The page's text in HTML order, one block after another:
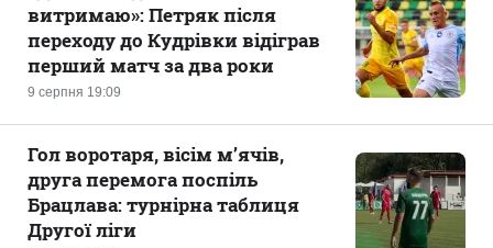
9 серпня 19:09
витримаю»: Петряк після
переходу до Кудрівки відіграв
перший матч за два роки
Гол воротаря, вісім м’ячів,
друга перемога поспіль
Брацлава: турнірна таблиця
Другої ліги